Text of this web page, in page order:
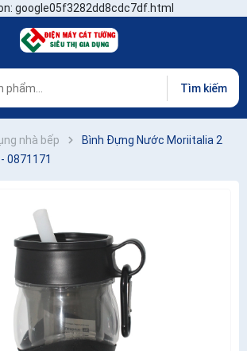
google05f3282dd8cdc7df.html
Tìm kiếm
nhà bếp
Bình Đựng Nước Moriitalia 2
0871171